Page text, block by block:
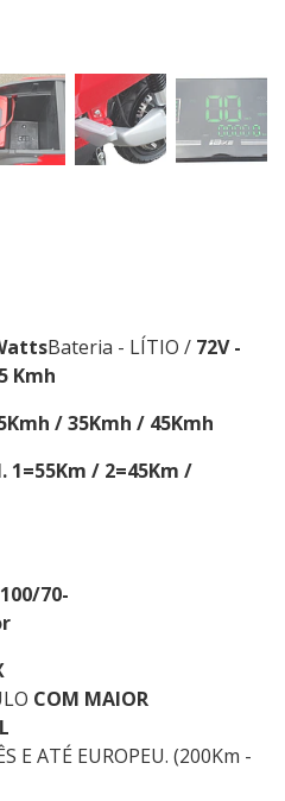
Bateria - LÍTIO / 72V -
Kmh
/ 35Kmh / 45Kmh
1=55Km / 2=45Km /
70-
COM MAIOR
E ATÉ EUROPEU. (200Km -